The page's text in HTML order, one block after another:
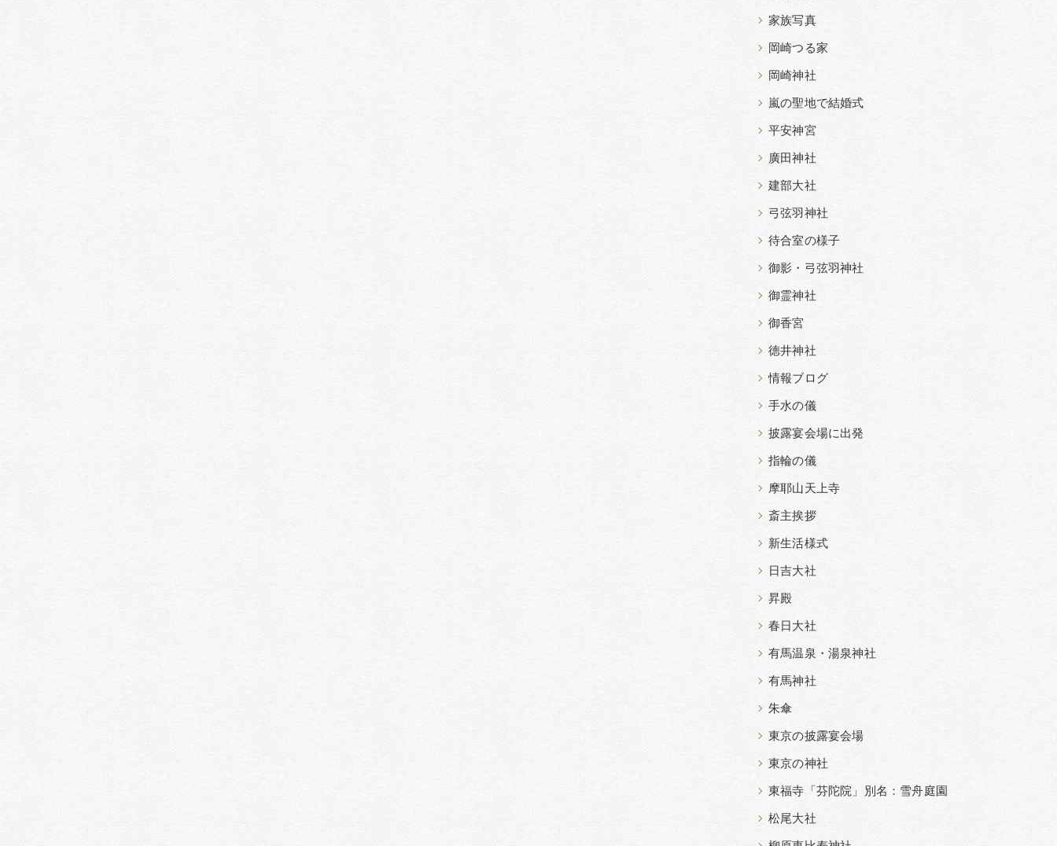
家族写真
岡崎つる家
岡崎神社
嵐の聖地で結婚式
平安神宮
廣田神社
建部大社
弓弦羽神社
待合室の様子
御影・弓弦羽神社
御霊神社
御香宮
徳井神社
情報ブログ
手水の儀
披露宴会場に出発
指輪の儀
摩耶山天上寺
斎主挨拶
新生活様式
日吉大社
昇殿
春日大社
有馬温泉・湯泉神社
有馬神社
朱傘
東京の披露宴会場
東京の神社
東福寺「芬陀院」別名：雪舟庭園
松尾大社